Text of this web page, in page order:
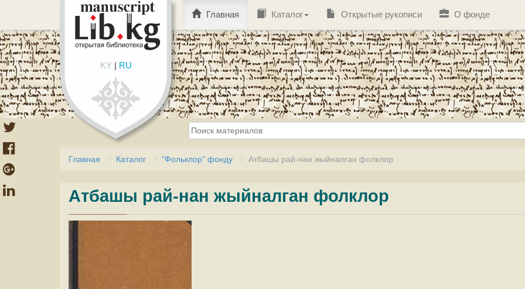
KY| RU
Главная Каталог Открытые рукописи О фонде
Главная Каталог "Фольклор" фонду Атбашы рай-нан жыйналган фолклор
Атбашы рай-нан жыйналган фолклор